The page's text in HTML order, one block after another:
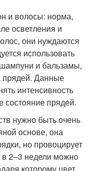
и волосы: норма,
осветления и
они нуждаются
использовать
и бальзамы,
прядей. Данные
интенсивность
состояние прядей.
нужно быть очень
основе, она
но провоцирует
2–3 недели можно
которому цвет